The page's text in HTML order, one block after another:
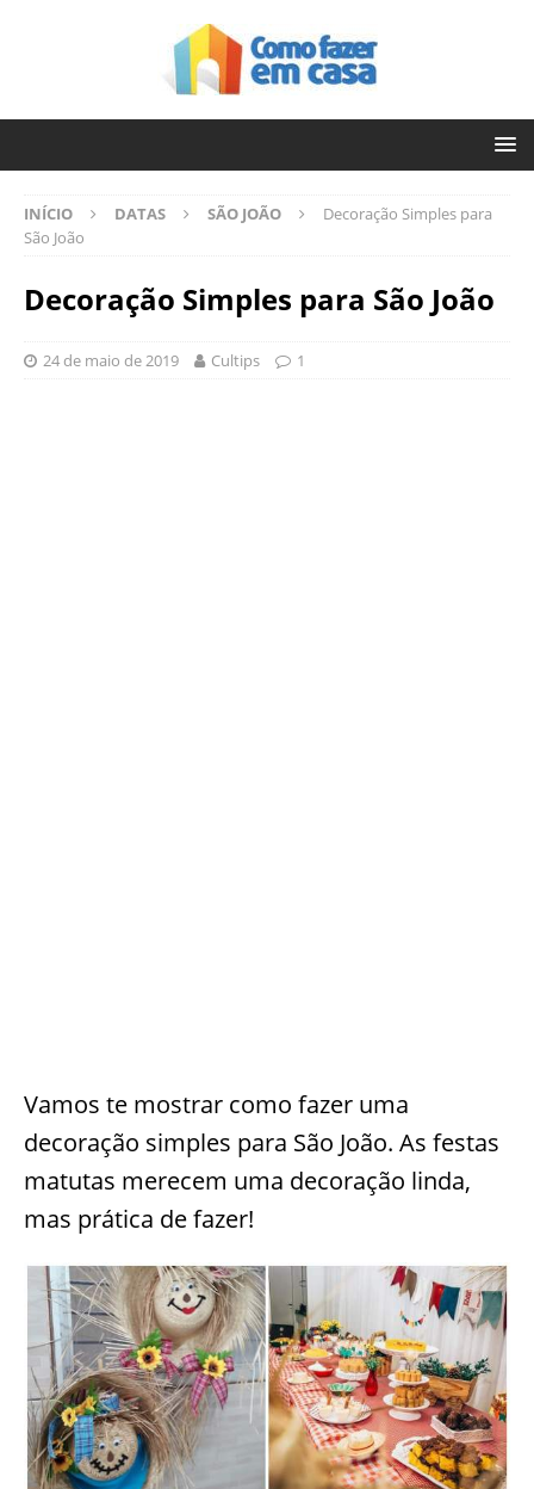
INÍCIO DATAS SÃO JOÃO
Decoração Simples para
São João
Decoração Simples para São João
24 de maio de 2019 Cultips 1
Vamos te mostrar como fazer uma
decoração simples para São João. As festas
matutas merecem uma decoração linda,
mas prática de fazer!